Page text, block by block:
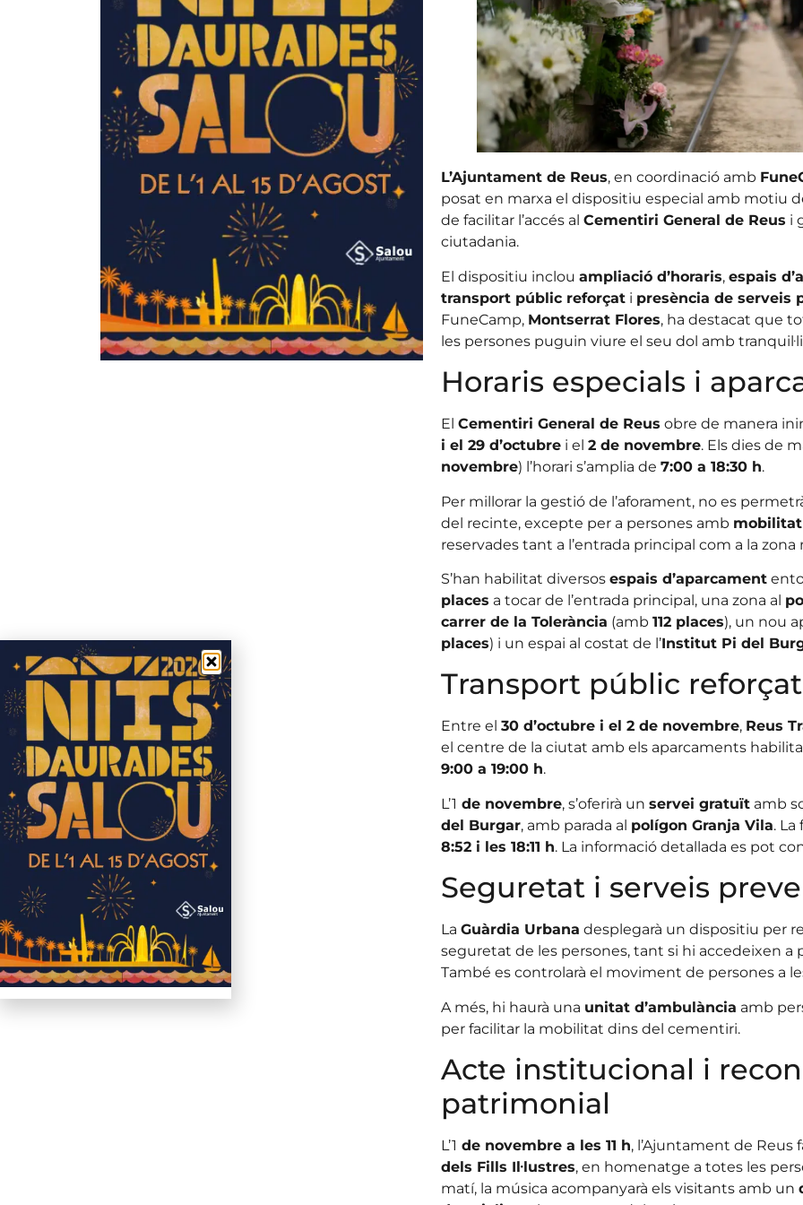
L’Ajuntament de Reus, en coordinació amb
posat en marxa el dispositiu especial amb motiu
de facilitar l’accés al Cementiri General de Reus i
ciutadania.
El dispositiu inclou ampliació d’horaris, espais
transport públic reforçati presència de serveis
FuneCamp, Montserrat Flores, ha destacat que
les persones puguin viure el seu dol amb
Horaris especials i
El Cementiri General de Reus obre de manera
i el 29 d’octubrei el 2 de novembre. Els dies de
novembre) l’horari s’amplia de 7:00 a 18:30 h.
Per millorar la gestió de l’aforament, no es
del recinte, excepte per a persones amb
reservades tant a l’entrada principal com a la zona
S’han habilitat diversos espais d’aparcament
places a tocar de l’entrada principal, una zona al
carrer de la Tolerància (amb 112 places), un nou
places) i un espai al costat de l’Institut Pi del
Transport públic reforçat
Entre el 30 d’octubre i el 2 de novembre, Reus
el centre de la ciutat amb els aparcaments
9:00 a 19:00 h.
L’1 de novembre, s’oferirà un servei gratuïtamb
del Burgar, amb parada al polígon Granja Vila.
8:52 i les 18:11 h. La informació detallada es pot
Seguretat i serveis
La Guàrdia Urbana desplegarà un dispositiu per
seguretat de les persones, tant si hi accedeixen
També es controlarà el moviment de persones a
A més, hi haurà una unitat d’ambulància amb
per facilitar la mobilitat dins del cementiri.
Acte institucional i
patrimonial
L’1 de novembre a les 11 h, l’Ajuntament de Reus
dels Fills Il·lustres, en homenatge a totes les
matí, la música acompanyarà els visitants amb un